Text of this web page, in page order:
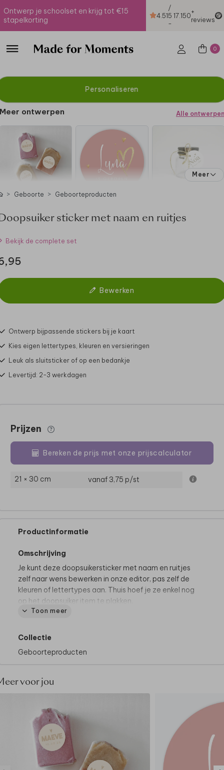
Ontwerp je schoolset en krijg tot €15
stapelkorting
4.51
/
5
-
17.150+
reviews
0
Personaliseren
Meer ontwerpen Alle ontwerpen
Meer
Geboorte Geboorteproducten
sticker met naam en ruitjes
Bekijk de complete set
Bewerken
Ontwerp bijpassende stickers bij je kaart
Kies eigen lettertypes, kleuren en versieringen
Leuk als sluitsticker of op een bedankje
Levertijd: 2-3 werkdagen
Prijzen
Bereken de prijs met onze prijscalculator
21 × 30 cm vanaf 3,75 p/st
Productinformatie
Omschrijving
Je kunt deze doopsuikersticker met naam en ruitjes
zelf naar wens bewerken in onze editor, pas zelf de
kleuren of lettertypes aan. Thuis hoef je ze enkel nog
op het doopsuiker item te plakken.
deze stijl.
Toon meer
Collectie
Geboorteproducten
voor jou